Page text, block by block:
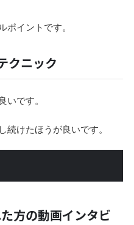
ポイントです。
クニック
です。
けたほうが良いです。
方の動画インタビ